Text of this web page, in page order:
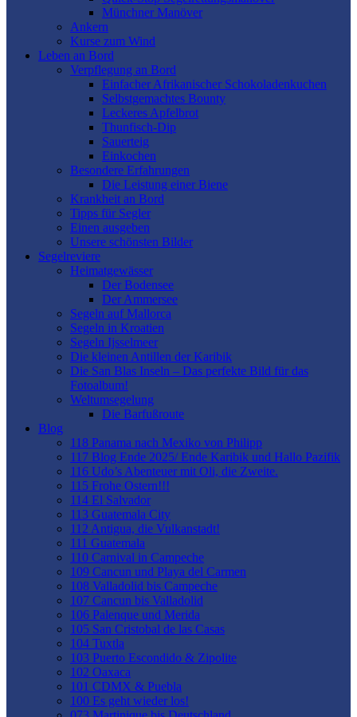
Münchner Manöver
Ankern
Kurse zum Wind
Leben an Bord
Verpflegung an Bord
Einfacher Afrikanischer Schokoladenkuchen
Selbstgemachtes Bounty
Leckeres Apfelbrot
Thunfisch-Dip
Sauerteig
Einkochen
Besondere Erfahrungen
Die Leistung einer Biene
Krankheit an Bord
Tipps für Segler
Einen ausgeben
Unsere schönsten Bilder
Segelreviere
Heimatgewässer
Der Bodensee
Der Ammersee
Segeln auf Mallorca
Segeln in Kroatien
Segeln Ijsselmeer
Die kleinen Antillen der Karibik
Die San Blas Inseln – Das perfekte Bild für das
Fotoalbum!
Weltumsegelung
Die Barfußroute
Blog
118 Panama nach Mexiko von Philipp
117 Blog Ende 2025/ Ende Karibik und Hallo Pazifik
116 Udo’s Abenteuer mit Oli, die Zweite.
115 Frohe Ostern!!!
114 El Salvador
113 Guatemala City
112 Antigua, die Vulkanstadt!
111 Guatemala
110 Carnival in Campeche
109 Cancun und Playa del Carmen
108 Valladolid bis Campeche
107 Cancun bis Valladolid
106 Palenque und Merida
105 San Cristobal de las Casas
104 Tuxtla
103 Puerto Escondido & Zipolite
102 Oaxaca
101 CDMX & Puebla
100 Es geht wieder los!